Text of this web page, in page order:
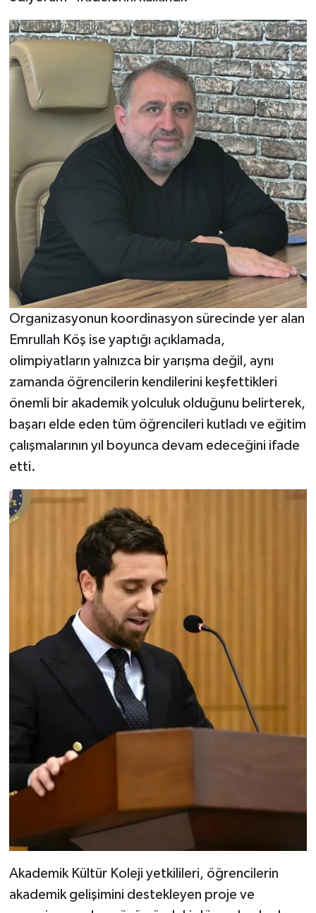
Organizasyonun koordinasyon sürecinde yer alan
Emrullah Köş ise yaptığı açıklamada,
olimpiyatların yalnızca bir yarışma değil, aynı
zamanda öğrencilerin kendilerini keşfettikleri
önemli bir akademik yolculuk olduğunu belirterek,
başarı elde eden tüm öğrencileri kutladı ve eğitim
çalışmalarının yıl boyunca devam edeceğini ifade
etti.
Akademik Kültür Koleji yetkilileri, öğrencilerin
akademik gelişimini destekleyen proje ve